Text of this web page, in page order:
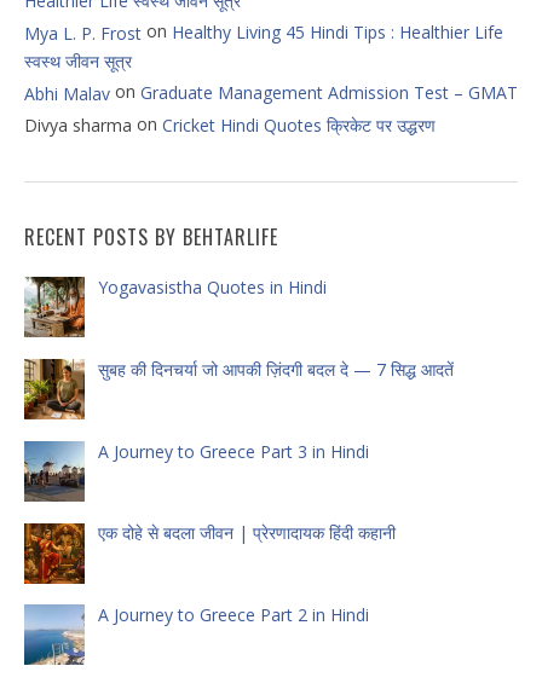
Mya L. P. Frost on Healthy Living 45 Hindi Tips : Healthier Life
स्वस्थ जीवन सूत्र
Abhi Malav on Graduate Management Admission Test – GMAT
Divya sharma on Cricket Hindi Quotes क्रिकेट पर उद्धरण
RECENT POSTS BY BEHTARLIFE
Yogavasistha Quotes in Hindi
सुबह की दिनचर्या जो आपकी ज़िंदगी बदल दे — 7 सिद्ध आदतें
A Journey to Greece Part 3 in Hindi
एक दोहे से बदला जीवन | प्रेरणादायक हिंदी कहानी
A Journey to Greece Part 2 in Hindi